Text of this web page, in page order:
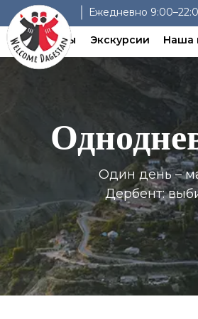
Ежедневно
Наша
Экскурсии
Туры
Один день –
Дербент: